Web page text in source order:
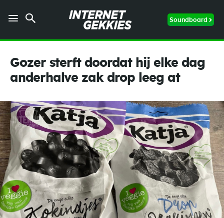
Soundboard
Gozer sterft doordat hij elke dag
anderhalve zak drop leeg at